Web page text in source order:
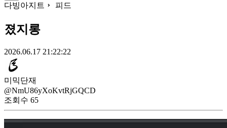
다빙아지트 피드
졌지롱
2026.06.17 21:22:22
미믹단재
@NmU86yXoKvtRjGQCD
조회수 65